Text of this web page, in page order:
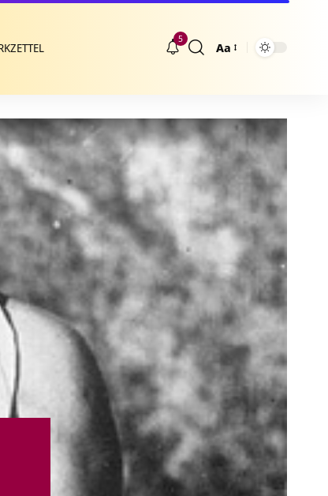
5
Größenänderung
Aa